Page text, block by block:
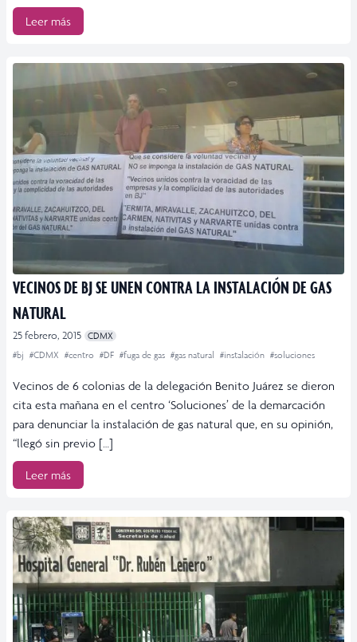
Leer más
VECINOS DE BJ SE UNEN CONTRA LA INSTALACIÓN DE GAS
NATURAL
25 febrero, 2015 CDMX
#bj #CDMX #centro #DF #fuga de gas #gas natural #instalación #soluciones
Vecinos de 6 colonias de la delegación Benito Juárez se dieron
cita esta mañana en el centro ‘Soluciones’ de la demarcación
para denunciar la instalación de gas natural que, en su opinión,
“llegó sin previo […]
Leer más